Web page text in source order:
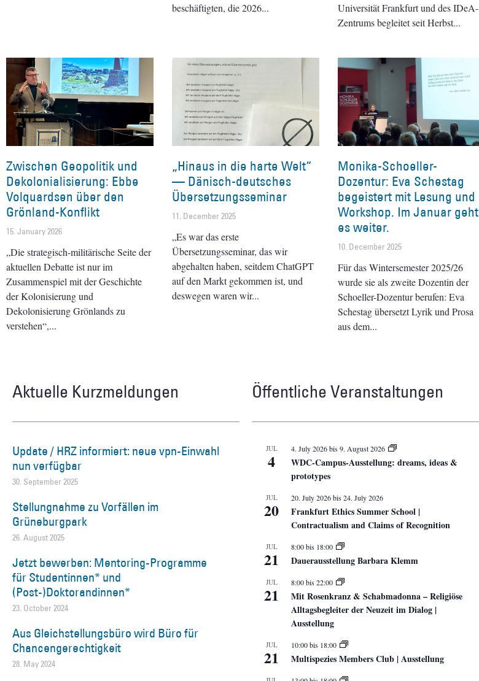
beschäftigten, die 2026
Universität Frankfurt und des IDeA-
Zentrums begleitet seit Herbst
Zwischen Geopolitik und
Dekolonialisierung: Ebbe
Volquardsen über den
Grönland-Konflikt
15. January 2026
„Die strategisch-militärische Seite der
aktuellen Debatte ist nur im
Zusammenspiel mit der Geschichte
der Kolonisierung und
Dekolonisierung Grönlands zu
verstehen“,
„Hinaus in die harte Welt“
— Dänisch-deutsches
Übersetzungsseminar
11. December 2025
„Es war das erste
Übersetzungsseminar, das wir
abgehalten haben, seitdem ChatGPT
auf den Markt gekommen ist, und
deswegen waren wir
Monika-Schoeller-
Dozentur: Eva Schestag
begeistert mit Lesung und
Workshop. Im Januar geht
es weiter.
10. December 2025
Für das Wintersemester 2025/26
wurde sie als zweite Dozentin der
Schoeller-Dozentur berufen: Eva
Schestag übersetzt Lyrik und Prosa
aus dem
Aktuelle Kurzmeldungen
Update / HRZ informiert: neue vpn-Einwahl
nun verfügbar
30. September 2025
Stellungnahme zu Vorfällen im
Grüneburgpark
26. August 2025
Jetzt bewerben: Mentoring-Programme
für Studentinnen* und
(Post-)Doktorandinnen*
23. October 2024
Aus Gleichstellungsbüro wird Büro für
Chancengerechtigkeit
28. May 2024
Öffentliche Veranstaltungen
JUL
4
4. July 2026bis9. August 2026
WDC-Campus-Ausstellung: dreams, ideas &
prototypes
JUL
20
20. July 2026bis24. July 2026
Frankfurt Ethics Summer School |
Contractualism and Claims of Recognition
JUL
21
8:00bis 18:00
Dauerausstellung Barbara Klemm
JUL
21
8:00bis22:00
Mit Rosenkranz & Schabmadonna – Religiöse
Alltagsbegleiter der Neuzeit im Dialog |
Ausstellung
JUL
21
10:00bis 18:00
Multispezies Members Club | Ausstellung